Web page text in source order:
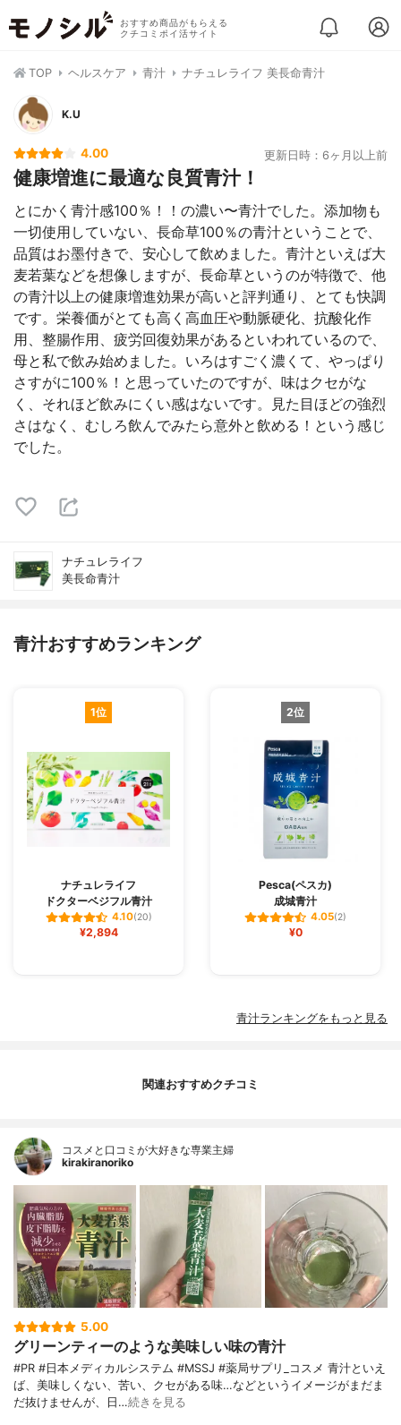
おすすめ商品がもらえる
クチコミポイ活サイト
TOP ヘルスケア 青汁 ナチュレライフ 美長命青汁
K.U
4.00 更新日時：6ヶ月以上前
健康増進に最適な良質青汁！
とにかく青汁感100％！！の濃い〜青汁でした。添加物も
一切使用していない、長命草100％の青汁ということで、
品質はお墨付きで、安心して飲めました。青汁といえば大
麦若葉などを想像しますが、長命草というのが特徴で、他
の青汁以上の健康増進効果が高いと評判通り、とても快調
です。栄養価がとても高く高血圧や動脈硬化、抗酸化作
用、整腸作用、疲労回復効果があるといわれているので、
母と私で飲み始めました。いろはすごく濃くて、やっぱり
さすがに100％！と思っていたのですが、味はクセがな
く、それほど飲みにくい感はないです。見た目ほどの強烈
さはなく、むしろ飲んでみたら意外と飲める！という感じ
でした。
ナチュレライフ
美長命青汁
青汁おすすめランキング
1位
ナチュレライフ
ドクターベジフル青汁
4.10(20)
¥2,894
2位
Pesca(ペスカ)
成城青汁
4.05(2)
¥0
青汁ランキングをもっと見る
関連おすすめクチコミ
コスメと口コミが大好きな専業主婦
kirakiranoriko
5.00
グリーンティーのような美味しい味の青汁
#PR #日本メディカルシステム #MSSJ #薬局サプリ_コスメ 青汁といえ
ば、美味しくない、苦い、クセがある味…などというイメージがまだま
だ抜けませんが、日…続きを見る